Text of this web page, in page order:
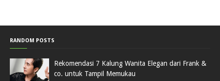
RANDOM POSTS
Rekomendasi 7 Kalung Wanita Elegan dari Frank &
co. untuk Tampil Memukau